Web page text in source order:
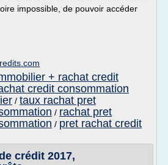
impossible, de pouvoir accéder
+ rachat credit
credit consommation
/ taux rachat pret
/ rachat pret
/ pret rachat credit
crédit 2017,